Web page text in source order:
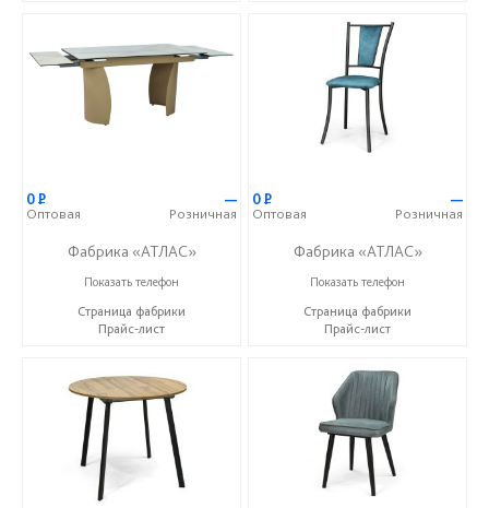
0Р
Оптовая
—
Розничная
Фабрика «АТЛАС»
+7 (937) 917-00-01
Показать телефон
Страница фабрики
Прайс-лист
0Р
Оптовая
—
Розничная
Фабрика «АТЛАС»
+7 (937) 917-00-01
Показать телефон
Страница фабрики
Прайс-лист